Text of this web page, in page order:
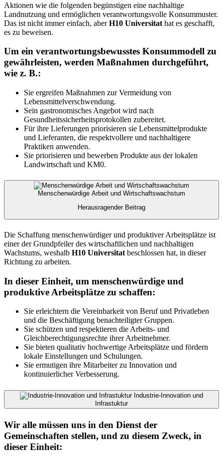
Aktionen wie die folgenden begünstigen eine nachhaltige
Landnutzung und ermöglichen verantwortungsvolle Konsummuster.
Das ist nicht immer einfach, aberH10 Universitat hat es geschafft,
es zu beweisen.
Um ein verantwortungsbewusstes Konsummodell zu
gewährleisten, werden Maßnahmen durchgeführt,
wie z. B.:
Sie ergreifen Maßnahmen zur Vermeidung von
Lebensmittelverschwendung.
Sein gastronomisches Angebot wird nach
Gesundheitssicherheitsprotokollen zubereitet.
Für ihre Lieferungen priorisieren sie Lebensmittelprodukte
und Lieferanten, die respektvollere und nachhaltigere
Praktiken anwenden.
Sie priorisieren und bewerben Produkte aus der lokalen
Landwirtschaft und KM0.
Menschenwürdige Arbeit und Wirtschaftswachstum
Herausragender Beitrag
Die Schaffung menschenwürdiger und produktiver Arbeitsplätze ist
einer der Grundpfeiler des wirtschaftlichen und nachhaltigen
Wachstums, weshalb H10 Universitat beschlossen hat, in dieser
Richtung zu arbeiten.
In dieser Einheit, um menschenwürdige und
produktive Arbeitsplätze zu schaffen:
Sie erleichtern die Vereinbarkeit von Beruf und Privatleben
und die Beschäftigung benachteiligter Gruppen.
Sie schützen und respektieren die Arbeits- und
Gleichberechtigungsrechte ihrer Arbeitnehmer.
Sie bieten qualitativ hochwertige Arbeitsplätze und fördern
lokale Einstellungen und Schulungen.
Sie ermutigen ihre Mitarbeiter zu Innovation und
kontinuierlicher Verbesserung.
Industrie-Innovation und
Infrastuktur
Wir alle müssen uns in den Dienst der
Gemeinschaften stellen, und zu diesem Zweck, in
dieser Einheit: